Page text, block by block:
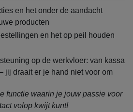
en het onder de aandacht
producten
en het op peil houden
op de werkvloer: van kassa
jij draait er je hand niet voor om
functie waarin je jouw passie voor
volop kwijt kunt!